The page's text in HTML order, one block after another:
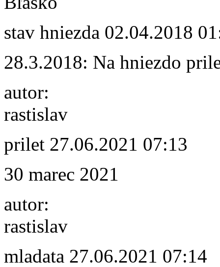
stav hniezda 02.04.2018
28.3.2018: Na hniezdo
autor:
rastislav
prilet 27.06.2021 07:13
30 marec 2021
autor:
rastislav
mladata 27.06.2021 07:14